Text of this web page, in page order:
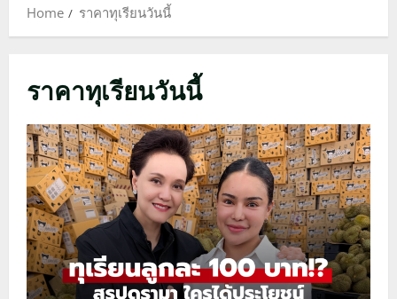
Home ราคาทุเรียนวันนี้
ราคาทุเรียนวันนี้